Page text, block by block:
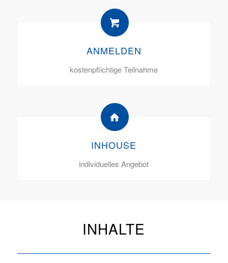
ANMELDEN
kostenpflichtige Teilnahme
INHOUSE
individuelles Angebot
INHALTE